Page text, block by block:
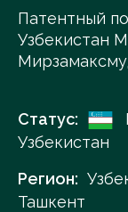
Патентный
Узбекистан
Статус:
Узбекистан
Регион:
Ташкент